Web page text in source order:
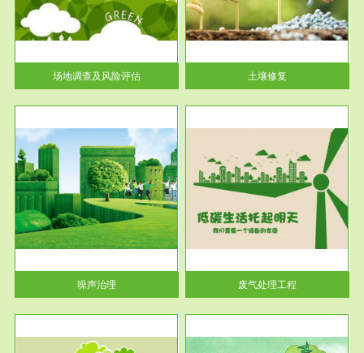
场地调查及风险评估 土壤修复
噪声治理
服务范围
废气处理工程
废气处理工程